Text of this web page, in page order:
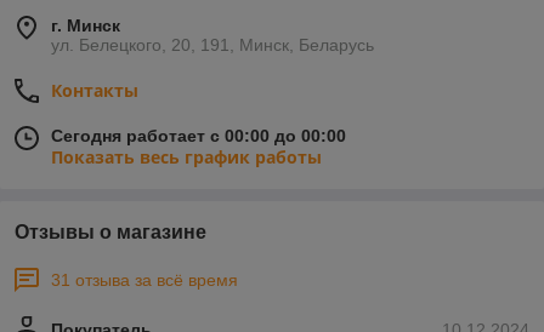
г. Минск
ул. Белецкого, 20, 191, Минск, Беларусь
Контакты
Сегодня работает с 00:00 до 00:00
Показать весь график работы
Отзывы о магазине
31 отзыва за всё время